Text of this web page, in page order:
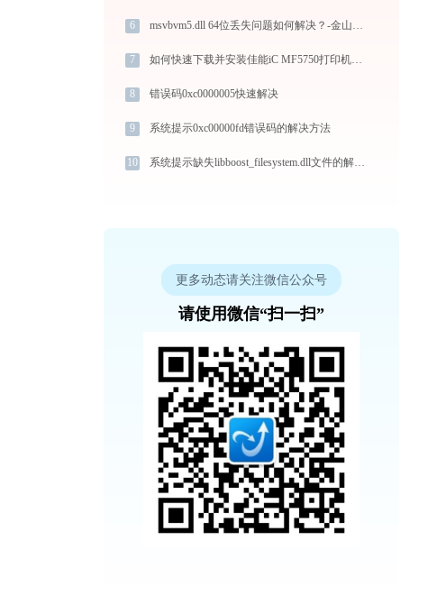
6 msvbvm5.dll 64位丢失问题如何解决？-金山毒霸
7 如何快速下载并安装佳能iC MF5750打印机驱动：详细步骤解析
8 错误码0xc0000005快速解决
9 系统提示0xc00000fd错误码的解决方法
10 系统提示缺失libboost_filesystem.dll文件的解决方法
更多动态请关注微信公众号
请使用微信“扫一扫”